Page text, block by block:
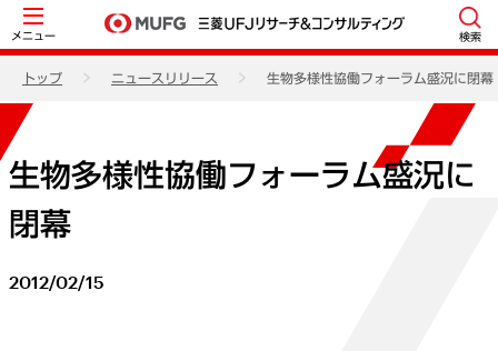
メニュー 検索
トップ ニュースリリース 生物多様性協働フォーラム盛況に閉幕
生物多様性協働フォーラム盛況に
閉幕
2012/02/15